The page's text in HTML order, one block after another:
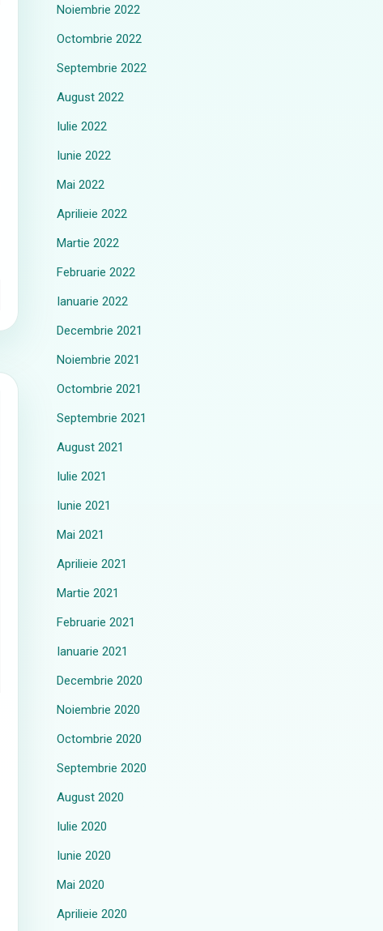
Noiembrie 2022
Octombrie 2022
Septembrie 2022
August 2022
Iulie 2022
Iunie 2022
Mai 2022
Aprilieie 2022
Martie 2022
Februarie 2022
Ianuarie 2022
Decembrie 2021
Noiembrie 2021
Octombrie 2021
Septembrie 2021
August 2021
Iulie 2021
Iunie 2021
Mai 2021
Aprilieie 2021
Martie 2021
Februarie 2021
Ianuarie 2021
Decembrie 2020
Noiembrie 2020
Octombrie 2020
Septembrie 2020
August 2020
Iulie 2020
Iunie 2020
Mai 2020
Aprilieie 2020